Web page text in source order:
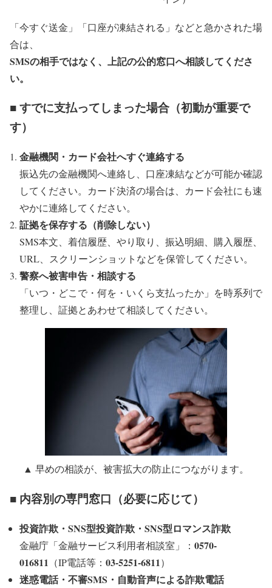
「今すぐ送金」「口座が凍結される」などと急かされた場
合は、
SMSの相手ではなく、上記の公的窓口へ相談してくださ
い。
■ すでに支払ってしまった場合（初動が重要で
す）
金融機関・カード会社へすぐ連絡する
振込先の金融機関へ連絡し、口座凍結などが可能か確認
してください。カード決済の場合は、カード会社にも速
やかに連絡してください。
証拠を保存する（削除しない）
SMS本文、着信履歴、やり取り、振込明細、購入履歴、
URL、スクリーンショットなどを保管してください。
警察へ被害申告・相談する
「いつ・どこで・何を・いくら支払ったか」を時系列で
整理し、証拠とあわせて相談してください。
▲ 早めの相談が、被害拡大の防止につながります。
■ 内容別の専門窓口（必要に応じて）
投資詐欺・SNS型投資詐欺・SNS型ロマンス詐欺
金融庁「金融サービス利用者相談室」： 0570-
016811 （IP電話等： 03-5251-6811）
迷惑電話・不審SMS・自動音声による詐欺電話